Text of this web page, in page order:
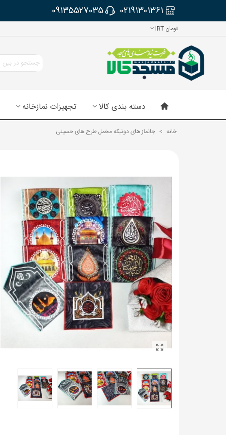
02191301361
09135527035
تومان IRT
دسته بندی کالا تجهیزات نمازخانه
خانه > جانماز های دوتیکه مخمل طرح های حسینی